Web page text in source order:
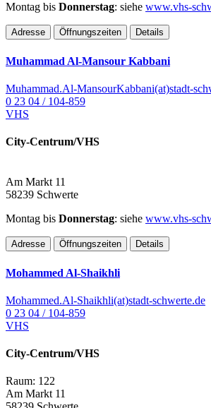
Montag bis Donnerstag: siehe www.vhs-
Adresse Öffnungszeiten Details
Muhammad Al-Mansour Kabbani
Muhammad.Al-MansourKabbani(at)stadt-
0 23 04 / 104-859
VHS
City-Centrum/VHS
Am Markt 11
58239 Schwerte
Montag bis Donnerstag: siehe www.vhs-
Adresse Öffnungszeiten Details
Mohammed Al-Shaikhli
Mohammed.Al-Shaikhli(at)stadt-schwerte.de
0 23 04 / 104-859
VHS
City-Centrum/VHS
Raum: 122
Am Markt 11